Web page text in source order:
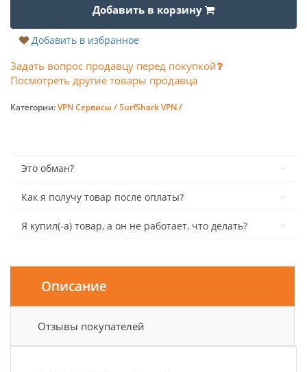
Добавить в корзину
Добавить в избранное
Задать вопрос продавцу перед покупкой
Посмотреть другие товары продавца
Категории:VPN Сервисы /SurfShark VPN /
Это обман?
Как я получу товар после оплаты?
Я купил(-а) товар, а он не работает, что делать?
Описание
Отзывы покупателей